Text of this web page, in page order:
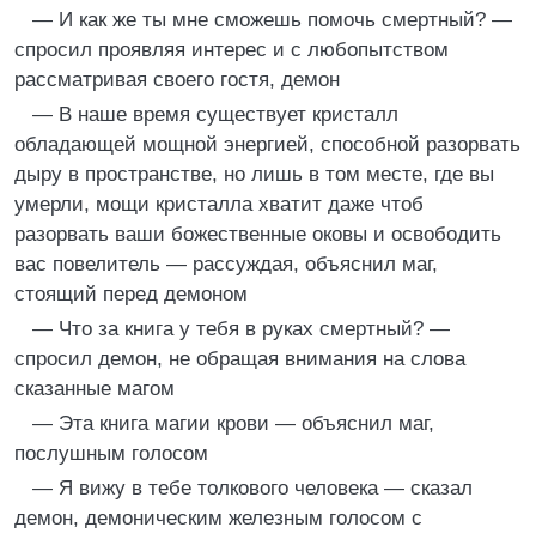
— И как же ты мне сможешь помочь смертный? —
спросил проявляя интерес и с любопытством
рассматривая своего гостя, демон
— В наше время существует кристалл
обладающей мощной энергией, способной разорвать
дыру в пространстве, но лишь в том месте, где вы
умерли, мощи кристалла хватит даже чтоб
разорвать ваши божественные оковы и освободить
вас повелитель — рассуждая, объяснил маг,
стоящий перед демоном
— Что за книга у тебя в руках смертный? —
спросил демон, не обращая внимания на слова
сказанные магом
— Эта книга магии крови — объяснил маг,
послушным голосом
— Я вижу в тебе толкового человека — сказал
демон, демоническим железным голосом с